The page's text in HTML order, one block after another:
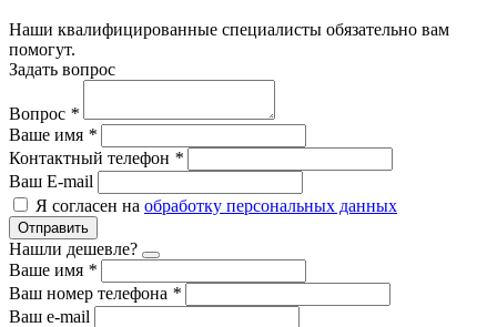
Наши квалифицированные специалисты обязательно вам
помогут.
Задать вопрос
Вопрос *
Ваше имя *
Контактный телефон *
Ваш E-mail
Я согласен на обработку персональных данных
Отправить
Нашли дешевле?
Ваше имя *
Ваш номер телефона *
Ваш e-mail